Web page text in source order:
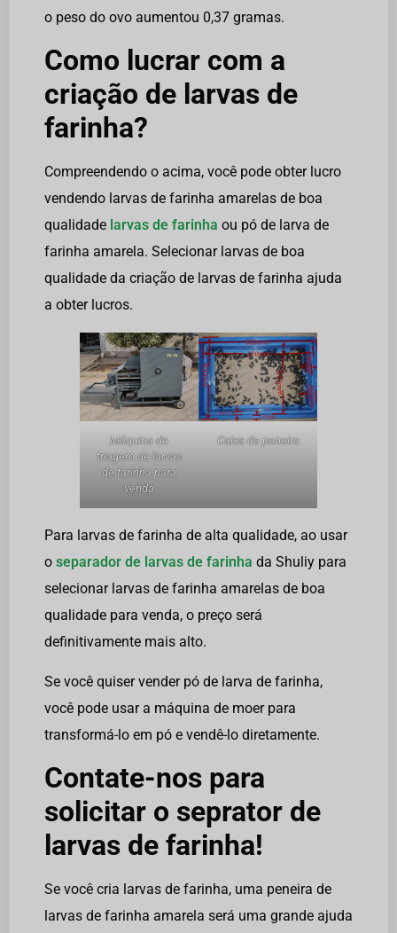
o peso do ovo aumentou 0,37 gramas.
Como lucrar com a
criação de larvas de
farinha?
Compreendendo o acima, você pode obter lucro
vendendo larvas de farinha amarelas de boa
qualidade larvas de farinha ou pó de larva de
farinha amarela. Selecionar larvas de boa
qualidade da criação de larvas de farinha ajuda
a obter lucros.
Máquina de
triagem de larvas
de farinha para
venda
Caixa de peneira
Para larvas de farinha de alta qualidade, ao usar
o separador de larvas de farinha da Shuliy para
selecionar larvas de farinha amarelas de boa
qualidade para venda, o preço será
definitivamente mais alto.
Se você quiser vender pó de larva de farinha,
você pode usar a máquina de moer para
transformá-lo em pó e vendê-lo diretamente.
Contate-nos para
solicitar o seprator de
larvas de farinha!
Se você cria larvas de farinha, uma peneira de
larvas de farinha amarela será uma grande ajuda